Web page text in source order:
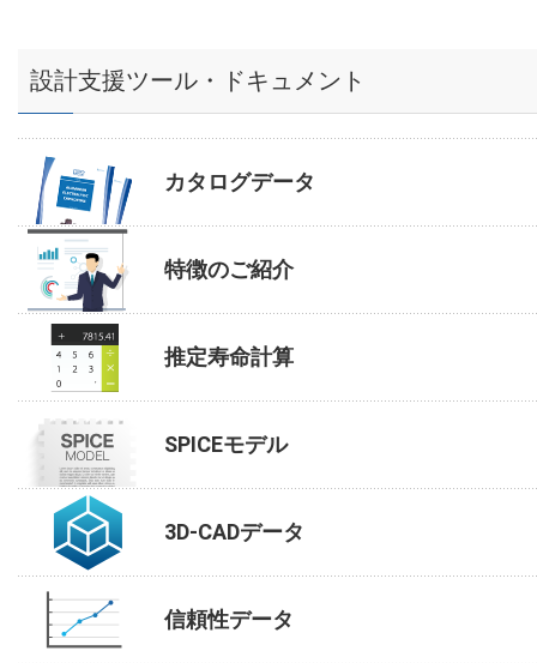
設計支援ツール・ドキュメント
カタログデータ
特徴のご紹介
推定寿命計算
SPICEモデル
3D-CADデータ
信頼性データ